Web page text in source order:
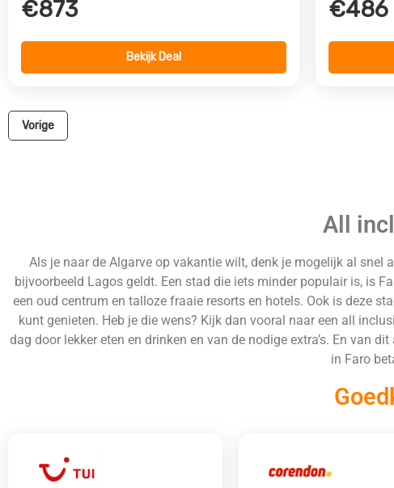
€873
Bekijk Deal
€486
Vorige
All
Als je naar de Algarve op vakantie wilt, denk je mogelijk al
bijvoorbeeld Lagos geldt. Een stad die iets minder populair is, is
een oud centrum en talloze fraaie resorts en hotels. Ook is deze
kunt genieten. Heb je die wens? Kijk dan vooral naar een all
dag door lekker eten en drinken en van de nodige extra’s. En van
in Faro